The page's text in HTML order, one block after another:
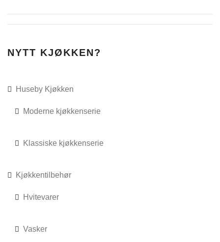
NYTT KJØKKEN?
Huseby Kjøkken
Moderne kjøkkenserie
Klassiske kjøkkenserie
Kjøkkentilbehør
Hvitevarer
Vasker